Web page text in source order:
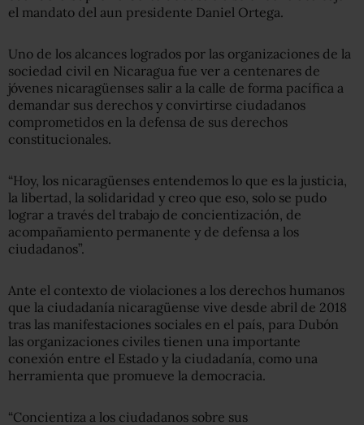
el mandato del aun presidente Daniel Ortega.
Uno de los alcances logrados por las organizaciones de la
sociedad civil en Nicaragua fue ver a centenares de
jóvenes nicaragüenses salir a la calle de forma pacífica a
demandar sus derechos y convirtirse ciudadanos
comprometidos en la defensa de sus derechos
constitucionales.
“Hoy, los nicaragüenses entendemos lo que es la justicia,
la libertad, la solidaridad y creo que eso, solo se pudo
lograr a través del trabajo de concientización, de
acompañamiento permanente y de defensa a los
ciudadanos”.
Ante el contexto de violaciones a los derechos humanos
que la ciudadanía nicaragüense vive desde abril de 2018
tras las manifestaciones sociales en el país, para Dubón
las organizaciones civiles tienen una importante
conexión entre el Estado y la ciudadanía, como una
herramienta que promueve la democracia.
“Concientiza a los ciudadanos sobre sus